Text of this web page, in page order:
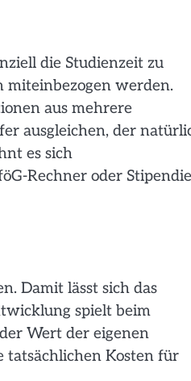
die Studienzeit zu
miteinbezogen werden.
aus mehrere
ausgleichen, der
es sich
Rechner oder
Damit lässt sich das
spielt beim
Wert der eigenen
tatsächlichen Kosten für